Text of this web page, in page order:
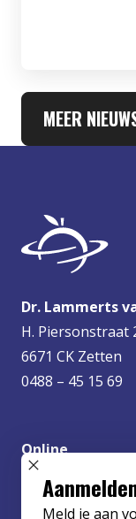
MEER
Dr. Lammerts
H. Piersonstraat
6671 CK Zetten
0488 – 45 15 69
Online
info@lvbueren.nl
SLUIT POPUP
Meld je aan